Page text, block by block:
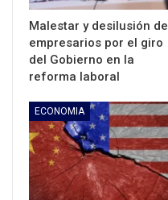
Malestar y desilusión de
empresarios por el giro
del Gobierno en la
reforma laboral
ECONOMIA